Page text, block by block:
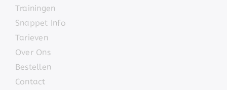
Trainingen
Snappet Info
Tarieven
Over Ons
Bestellen
Contact